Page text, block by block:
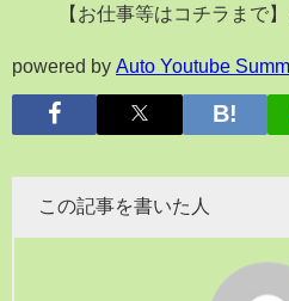
【お仕事等はコチラまで
powered by Auto Youtube
この記事を書いた人